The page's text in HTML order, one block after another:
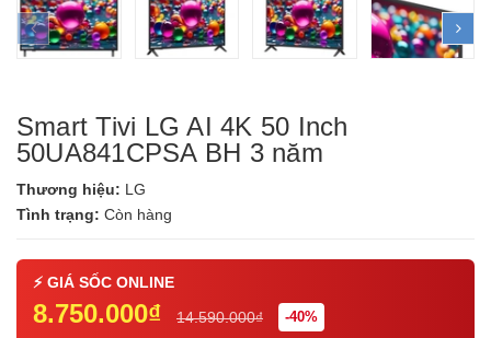
prev
Smart Tivi LG AI 4K 50 Inch
50UA841CPSA BH 3 năm
Thương hiệu: LG
Tình trạng: Còn hàng
8.750.000₫ 14.590.000₫ -40%